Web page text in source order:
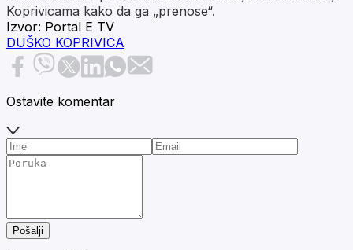
Koprivicama kako da ga „prenose“.
Izvor: Portal E TV
DUŠKO KOPRIVICA
Ostavite komentar
Pošalji